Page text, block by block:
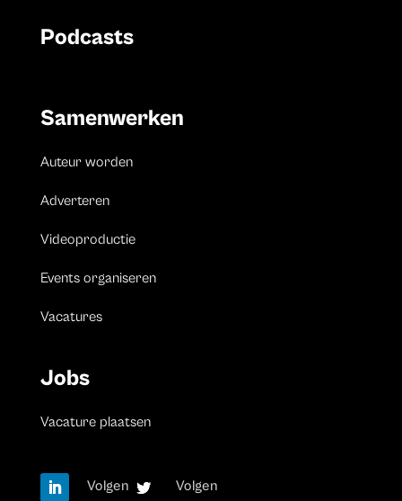
Podcasts
Samenwerken
Auteur worden
Adverteren
Videoproductie
Events organiseren
Vacatures
Jobs
Vacature plaatsen
Volgen Volgen